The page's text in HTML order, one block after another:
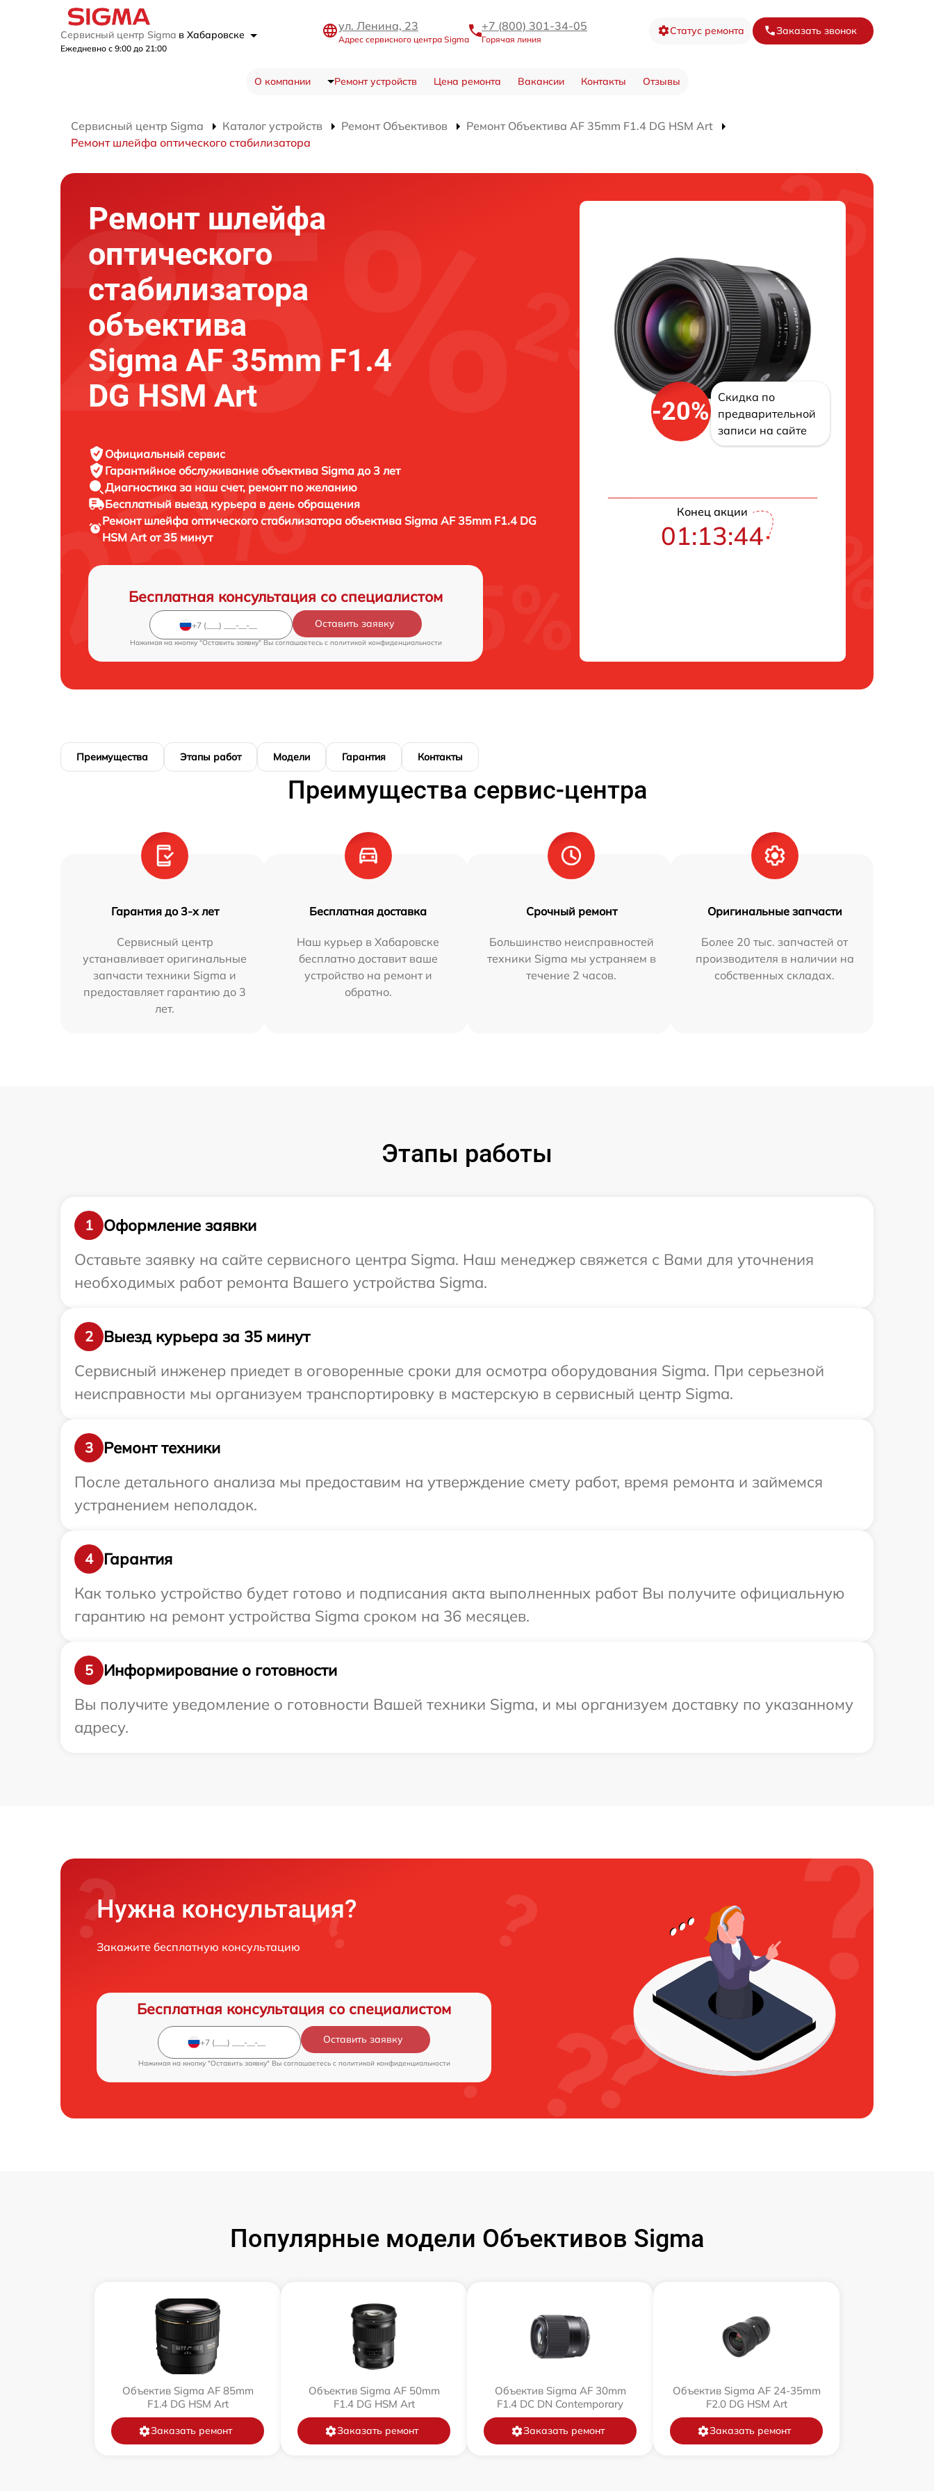
Сервисный центр Sigma в Хабаровске
Ежедневно с 9:00 до 21:00
ул. Ленина, 23
Адрес сервисного центра Sigma
+7 (800) 301-34-05
Горячая линия
Статус ремонта Заказать звонок
О компании Ремонт устройств Цена ремонта Вакансии Контакты Отзывы
Сервисный центр Sigma Каталог устройств Ремонт Объективов
Ремонт Объектива AF 35mm F1.4 DG HSM Art
Ремонт шлейфа оптического стабилизатора
Ремонт шлейфа
оптического
стабилизатора
объектива
Sigma AF 35mm F1.4
DG HSM Art
Официальный сервис
Гарантийное обслуживание объектива Sigma до 3 лет
Диагностика за наш счет, ремонт по желанию
Бесплатный выезд курьера в день обращения
Ремонт шлейфа оптического стабилизатора объектива Sigma AF 35mm F1.4 DG
HSM Art от 35 минут
Бесплатная консультация со специалистом
Оставить заявку
Нажимая на кнопку "Оставить заявку" Вы соглашаетесь c политикой конфиденциальности
-20%
Скидка по
предварительной
записи на сайте
Конец акции
01:13:43
Преимущества Этапы работ Модели Гарантия Контакты
Преимущества сервис-центра
Гарантия до 3-х лет
Сервисный центр
устанавливает оригинальные
запчасти техники Sigma и
предоставляет гарантию до 3
лет.
Бесплатная доставка
Наш курьер в Хабаровске
бесплатно доставит ваше
устройство на ремонт и
обратно.
Срочный ремонт
Большинство неисправностей
техники Sigma мы устраняем в
течение 2 часов.
Оригинальные запчасти
Более 20 тыс. запчастей от
производителя в наличии на
собственных складах.
Этапы работы
1
Оформление заявки
Оставьте заявку на сайте сервисного центра Sigma. Наш менеджер свяжется с Вами для уточнения
необходимых работ ремонта Вашего устройства Sigma.
2
Выезд курьера за 35 минут
Сервисный инженер приедет в оговоренные сроки для осмотра оборудования Sigma. При серьезной
неисправности мы организуем транспортировку в мастерскую в сервисный центр Sigma.
3
Ремонт техники
После детального анализа мы предоставим на утверждение смету работ, время ремонта и займемся
устранением неполадок.
4
Гарантия
Как только устройство будет готово и подписания акта выполненных работ Вы получите официальную
гарантию на ремонт устройства Sigma сроком на 36 месяцев.
5
Информирование о готовности
Вы получите уведомление о готовности Вашей техники Sigma, и мы организуем доставку по указанному
адресу.
Нужна консультация?
Закажите бесплатную консультацию
Бесплатная консультация со специалистом
Оставить заявку
Нажимая на кнопку "Оставить заявку" Вы соглашаетесь c политикой конфиденциальности
Популярные модели Объективов Sigma
Объектив Sigma AF 85mm
F1.4 DG HSM Art
Заказать ремонт
Объектив Sigma AF 50mm
F1.4 DG HSM Art
Заказать ремонт
Объектив Sigma AF 30mm
F1.4 DC DN Contemporary
Заказать ремонт
Объектив Sigma AF 24-35mm
F2.0 DG HSM Art
Заказать ремонт